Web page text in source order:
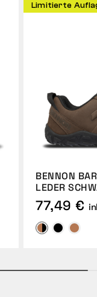
Limitierte
BENNON
EDER
77,49 €